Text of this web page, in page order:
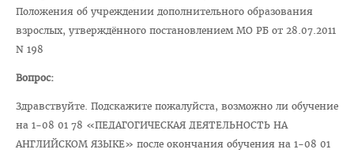
Профориентация
СТУДЕНТУ
Первокурснику
Расписание
Дневная форма обучения
Положения об учреждении дополнительного образования
взрослых, утверждённого постановлением МО РБ от 28.07.2011
N 198
Вопрос:
Здравствуйте. Подскажите пожалуйста, возможно ли обучение
на 1-08 01 78 «ПЕДАГОГИЧЕСКАЯ ДЕЯТЕЛЬНОСТЬ НА
АНГЛИЙСКОМ ЯЗЫКЕ» после окончания обучения на 1-08 01